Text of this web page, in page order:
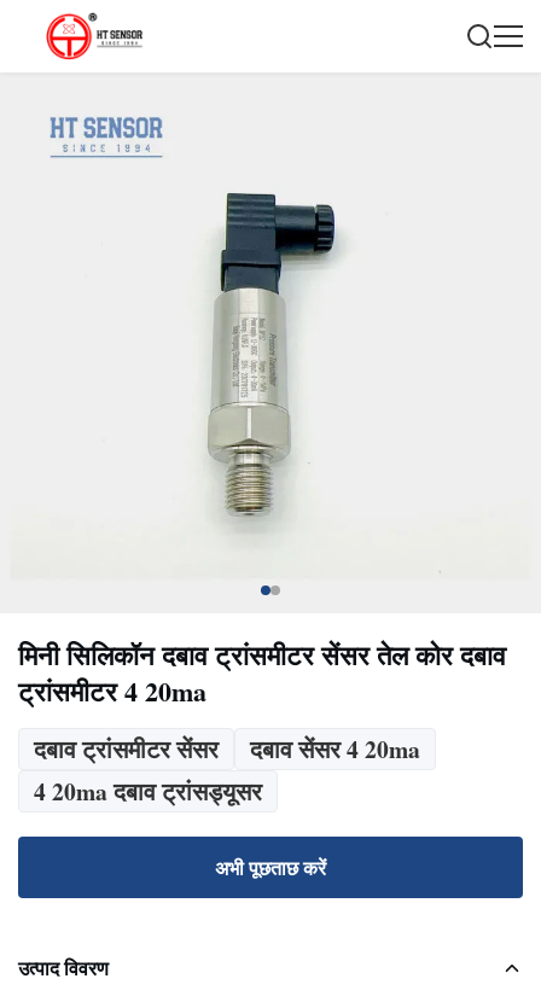
मिनी सिलिकॉन दबाव ट्रांसमीटर सेंसर तेल कोर दबाव
ट्रांसमीटर 4 20ma
दबाव ट्रांसमीटर सेंसर
दबाव सेंसर 4 20ma
4 20ma दबाव ट्रांसड्यूसर
अभी पूछताछ करें
उत्पाद विवरण